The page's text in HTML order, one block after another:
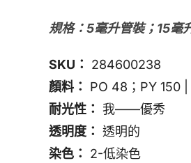
規格：5毫升管裝；15毫
SKU：
284600238
顏料：
PO 48；PY 150
耐光性：
我——優秀
透明度： 透明的
染色：
2-低染色